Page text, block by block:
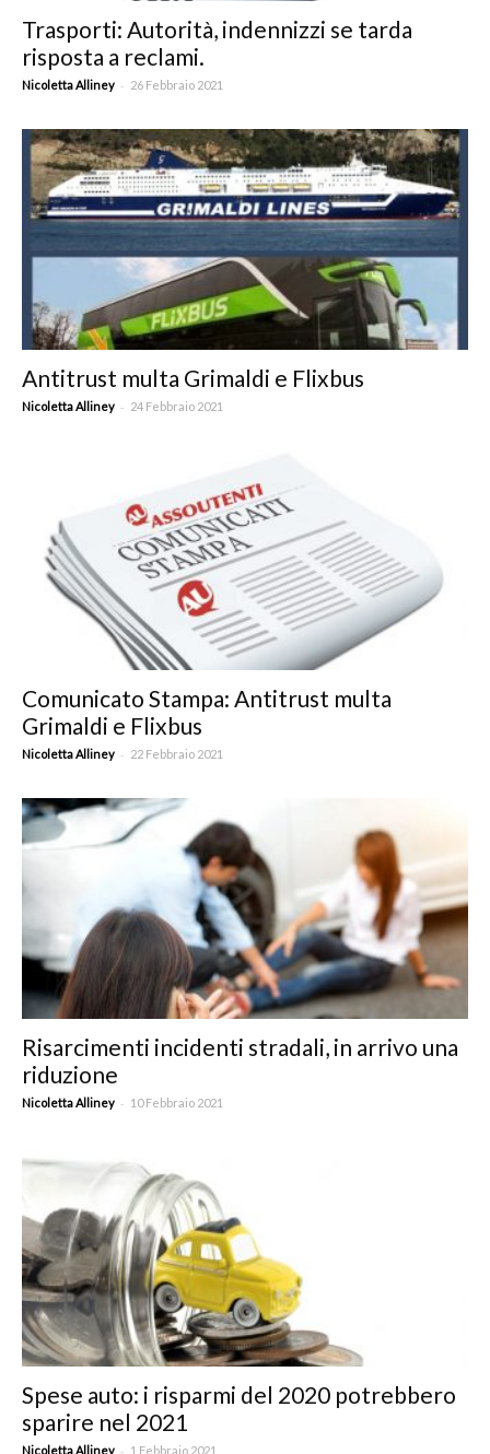
Trasporti: Autorità, indennizzi se tarda
risposta a reclami.
Nicoletta Alliney - 26 Febbraio 2021
Antitrust multa Grimaldi e Flixbus
Nicoletta Alliney - 24 Febbraio 2021
Comunicato Stampa: Antitrust multa
Grimaldi e Flixbus
Nicoletta Alliney - 22 Febbraio 2021
Risarcimenti incidenti stradali, in arrivo una
riduzione
Nicoletta Alliney - 10 Febbraio 2021
Spese auto: i risparmi del 2020 potrebbero
sparire nel 2021
Nicoletta Alliney - 1 Febbraio 2021